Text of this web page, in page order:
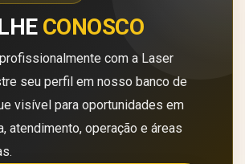
CONOSCO
com a Laser
seu perfil em nosso banco de
visível para oportunidades em
atendimento, operação e áreas